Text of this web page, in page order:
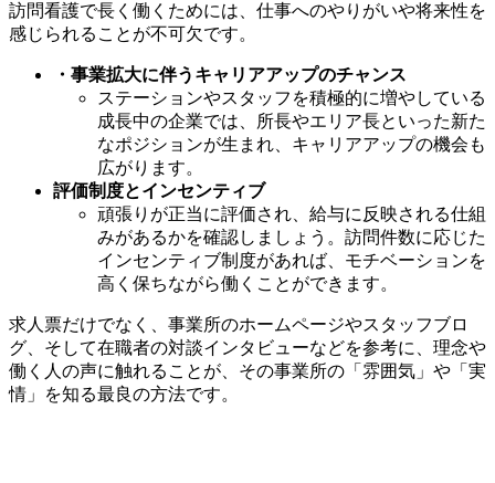
訪問看護で長く働くためには、仕事へのやりがいや将来性を
感じられることが不可欠です。
・事業拡大に伴うキャリアアップのチャンス
ステーションやスタッフを積極的に増やしている
成長中の企業では、所長やエリア長といった新た
なポジションが生まれ、キャリアアップの機会も
広がります。
評価制度とインセンティブ
頑張りが正当に評価され、給与に反映される仕組
みがあるかを確認しましょう。訪問件数に応じた
インセンティブ制度があれば、モチベーションを
高く保ちながら働くことができます。
求人票だけでなく、事業所のホームページやスタッフブロ
グ、そして在職者の対談インタビューなどを参考に、理念や
働く人の声に触れることが、その事業所の「雰囲気」や「実
情」を知る最良の方法です。